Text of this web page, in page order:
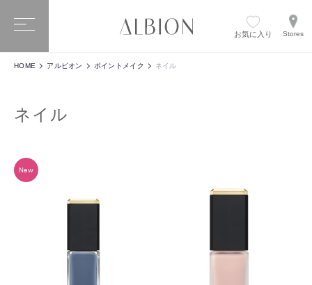
お気に入り Stores
HOME アルビオン ポイントメイク ネイル
ネイル